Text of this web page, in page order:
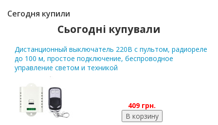
Сегодня купили
Сьогодні купували
Дистанционный выключатель 220В с пультом, радиореле
до 100 м, простое подключение, беспроводное
управление светом и техникой
409 грн.